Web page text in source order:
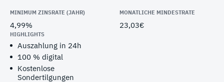
MINIMUM ZINSRATE (JAHR)
4,99%
MONATLICHE MINDESTRATE
23,03€
HIGHLIGHTS
Auszahlung in 24h
100 % digital
Kostenlose
Sondertilgungen